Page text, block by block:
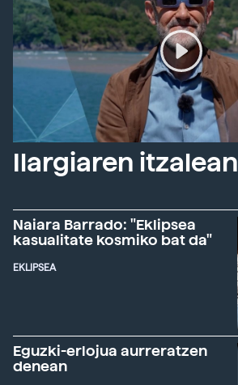
Ilargiaren itzalean
Naiara Barrado: "Eklipsea
kasualitate kosmiko bat da"
EKLIPSEA
Eguzki-erlojua aurreratzen
denean